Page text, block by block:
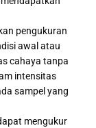
pengukuran
awal atau
cahaya tanpa
intensitas
sampel yang
mengukur